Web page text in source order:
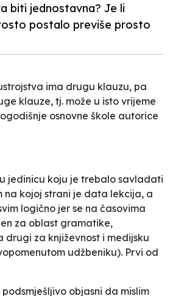
biti jednostavna? Je li
postalo previše prosto
ima drugu klauzu, pa
klauze, tj. može u isto vrijeme
osnovne škole autorice
jedinicu koju je trebalo savladati
na kojoj strani je data lekcija, a
logično jer se na časovima
za oblast gramatike,
za književnost i medijsku
udžbeniku). Prvi od
objasni da mislim